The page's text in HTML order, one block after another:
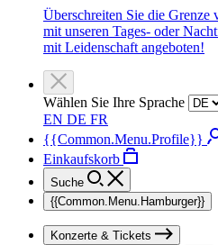
Überschreiten Sie die Grenze
mit unseren Tages- oder
mit Leidenschaft angeboten!
Wählen Sie Ihre Sprache
EN DE FR
{{Common.Menu.Profile}}
Einkaufskorb
Suche
{{Common.Menu.Hamburger}}
Konzerte & Tickets